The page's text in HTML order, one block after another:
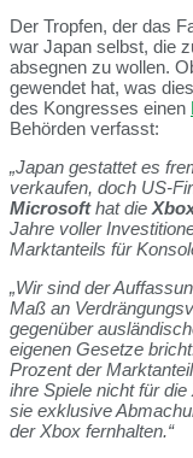
Der Tropfen, der das
war Japan selbst, die
absegnen zu wollen.
gewendet hat, was
des Kongresses einen
Behörden verfasst:
„Japan gestattet es
verkaufen, doch US-
Microsofthat die
Jahre voller
Marktanteils für
„Wir sind der
Maß an
gegenüber
eigenen Gesetze
Prozent der
ihre Spiele nicht für die
sie exklusive
der Xbox fernhalten.“